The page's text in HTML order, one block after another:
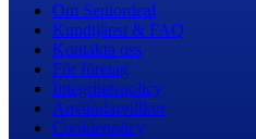
Om Seniordeal
Kundtjänst & FAQ
Kontakta oss
För företag
Integritetspolicy
Användarvillkor
Cookiepolicy